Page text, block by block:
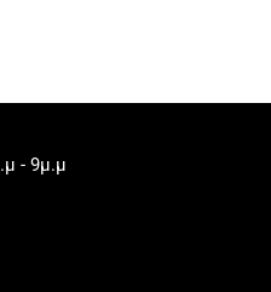
- 9μ.μ